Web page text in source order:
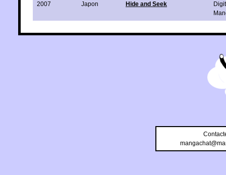
2007
Japon Hide and Seek